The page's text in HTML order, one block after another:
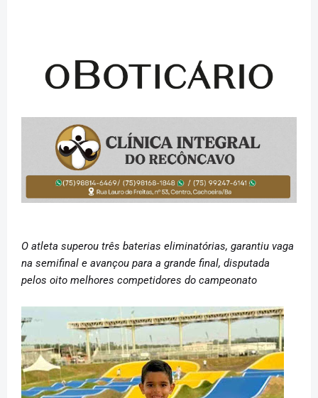
O atleta superou três baterias eliminatórias, garantiu vaga
na semifinal e avançou para a grande final, disputada
pelos oito melhores competidores do campeonato